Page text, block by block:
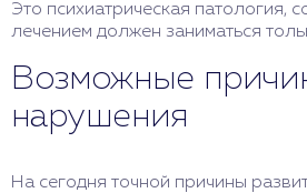
Это психиатрическая патология,
лечением должен заниматься
Возможные
нарушения
На сегодня точной причины